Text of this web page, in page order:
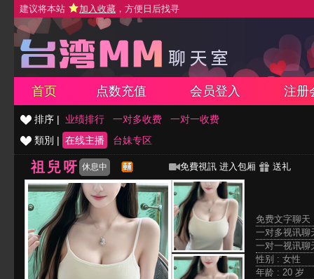
建议将本站 加入收藏 ，方便日后找寻
首页 点数充值 会员登入 注册
排序 | 业绩排行 一对多收费
一对一收费
類別 | 在线主播 台妹专区
祖兒呀 休息中 免費視訊 进入包厢 送礼
免费文字聊
一对多视讯
一对一视讯
性别 : 女性
年龄 : 20 岁